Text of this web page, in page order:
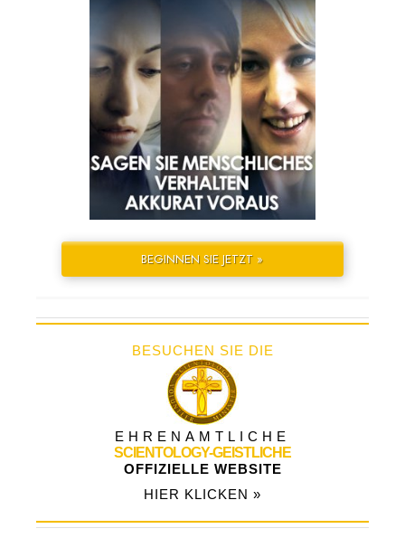
BEGINNEN SIE JETZT »
BESUCHEN SIE DIE
EHRENAMTLICHE
SCIENTOLOGY-GEISTLICHE
OFFIZIELLE WEBSITE
HIER KLICKEN »